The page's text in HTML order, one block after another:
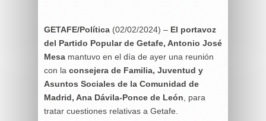
GETAFE/Política (02/02/2024) – El portavoz
del Partido Popular de Getafe, Antonio José
Mesa mantuvo en el día de ayer una reunión
con la consejera de Familia, Juventud y
Asuntos Sociales de la Comunidad de
Madrid, Ana Dávila-Ponce de León , para
tratar cuestiones relativas a Getafe.